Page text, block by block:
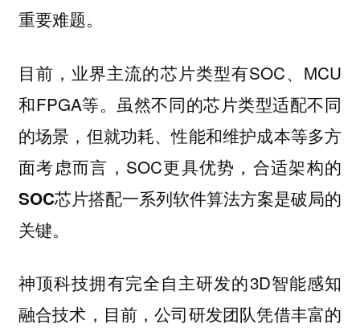
重要难题。
目前，业界主流的芯片类型有SOC、MCU
和FPGA等。虽然不同的芯片类型适配不同
的场景，但就功耗、性能和维护成本等多方
面考虑而言，SOC更具优势， 合适架构的
SOC芯片搭配一系列软件算法方案是破局的
关键。
神顶科技拥有完全自主研发的3D智能感知
融合技术，目前，公司研发团队凭借丰富的